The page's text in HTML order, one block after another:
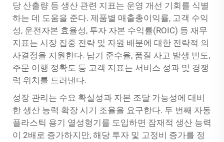
당 산출량 등 생산 관련 지표는 운영 개선 기회를 식별
하는 데 도움을 준다. 제품별 매출총이익률, 고객 수익
성, 운전자본 효율성, 투자 자본 수익률(ROIC) 등 재무
지표는 시장 집중 전략 및 자원 배분에 대한 전략적 의
사결정을 지원한다. 납기 준수율, 품질 사고 발생 빈도,
주문 이행 정확도 등 고객 지표는 서비스 성과 및 경쟁
력 위치를 드러낸다.
성장 관리는 수요 확실성과 자본 조달 가능성에 대비
한 생산 능력 확장 시기 조율을 요구한다. 두 번째 자동
플라스틱 용기 열성형기를 도입하면 잠재적 생산 능력
이 2배로 증가하지만, 해당 투자 및 고정비 증가를 정